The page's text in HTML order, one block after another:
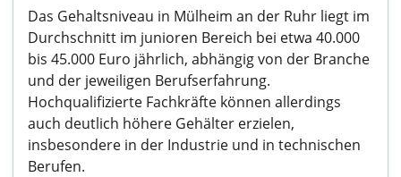
Das Gehaltsniveau in Mülheim an der Ruhr liegt im
Durchschnitt im junioren Bereich bei etwa 40.000
bis 45.000 Euro jährlich, abhängig von der Branche
und der jeweiligen Berufserfahrung.
Hochqualifizierte Fachkräfte können allerdings
auch deutlich höhere Gehälter erzielen,
insbesondere in der Industrie und in technischen
Berufen.